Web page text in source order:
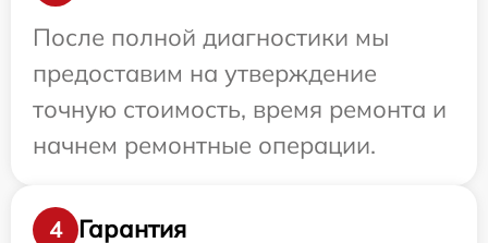
После полной диагностики мы
предоставим на утверждение
точную стоимость, время ремонта и
начнем ремонтные операции.
4 Гарантия